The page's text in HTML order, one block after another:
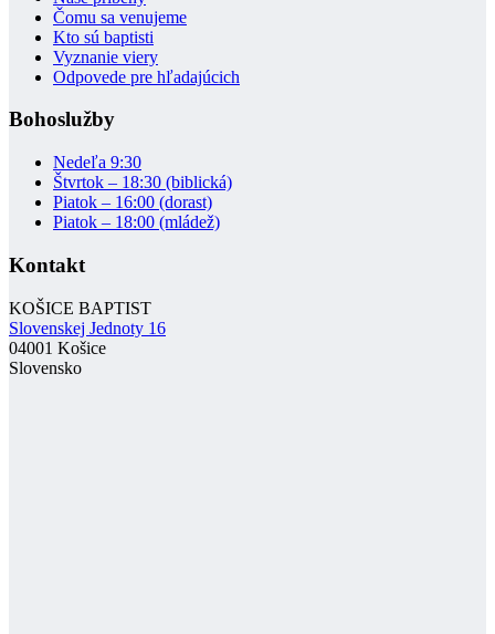
Čomu sa venujeme
Kto sú baptisti
Vyznanie viery
Odpovede pre hľadajúcich
Bohoslužby
Nedeľa 9:30
Štvrtok – 18:30 (biblická)
Piatok – 16:00 (dorast)
Piatok – 18:00 (mládež)
Kontakt
KOŠICE BAPTIST
Slovenskej Jednoty 16
04001 Košice
Slovensko